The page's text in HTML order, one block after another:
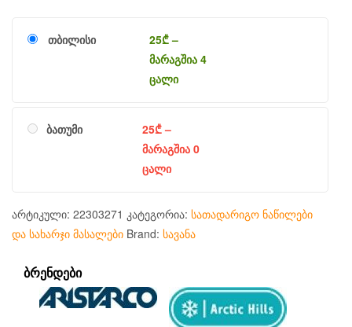
თბილისი 25₾–
მარაგშია 4
ცალი
ბათუმი 25₾–
მარაგშია 0
ცალი
არტიკული: 22303271 კატეგორია: სათადარიგო ნაწილები
და სახარჯი მასალები Brand: სავანა
ᲑᲠᲔᲜᲓᲔᲑᲘ